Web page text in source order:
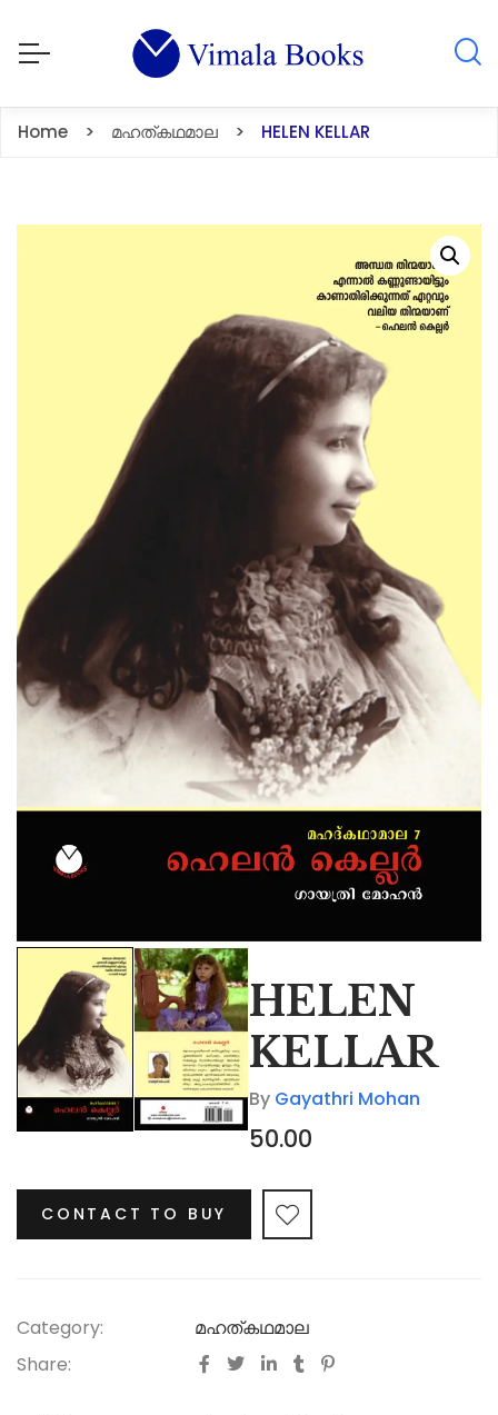
Home മഹത്കഥമാല HELEN KELLAR
HELEN
KELLAR
By Gayathri Mohan
50.00
CONTACT TO BUY
Category:
മഹത്കഥമാല
Share: